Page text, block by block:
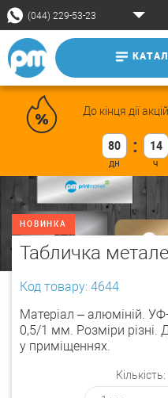
(044) 229-53-23
До кінця дії
80 14
Табличка
Код товару: 4644
Матеріал – алюміній.
0,5/1 мм. Розміри різні.
у приміщеннях.
Кількість:
НОВИНКА